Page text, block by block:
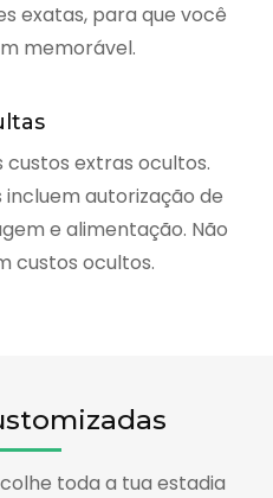
exatas, para que você
memorável.
custos extras ocultos.
incluem autorização de
e alimentação. Não
custos ocultos.
toda a tua estadia